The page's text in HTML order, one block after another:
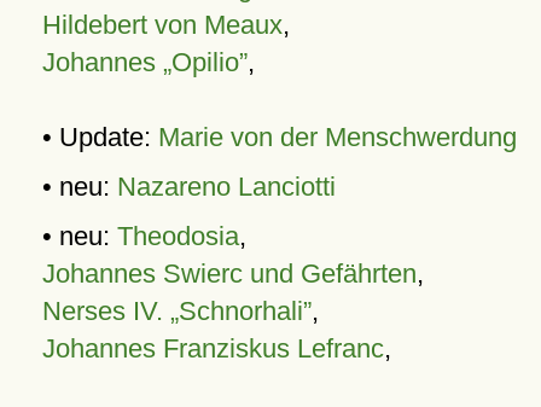
Hildebert von Meaux,
Johannes „Opilio”,
• Update: Marie von der Menschwerdung
• neu: Nazareno Lanciotti
• neu: Theodosia,
Johannes Swierc und Gefährten,
Nerses IV. „Schnorhali”,
Johannes Franziskus Lefranc,